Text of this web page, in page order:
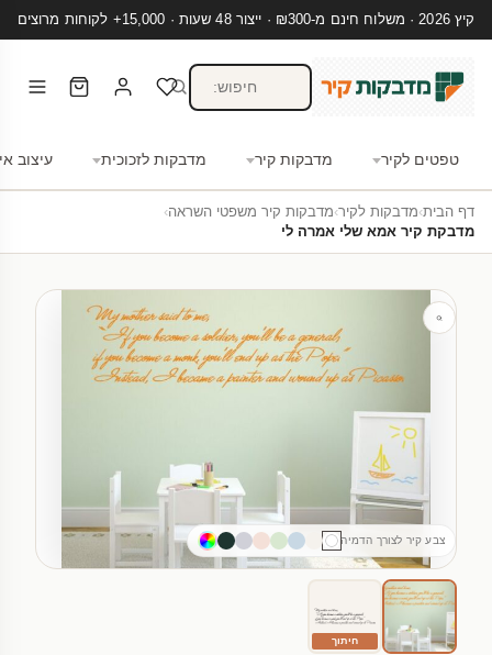
קיץ 2026 · משלוח חינם מ-₪300 · ייצור 48 שעות · 15,000+ לקוחות מרוצים
טפטים לקיר מדבקות קיר מדבקות לזכוכית עיצוב
דף הבית›מדבקות לקיר›מדבקות קיר משפטי השראה›
מדבקת קיר אמא שלי אמרה לי
צבע קיר לצורך הדמיה
חיתוך